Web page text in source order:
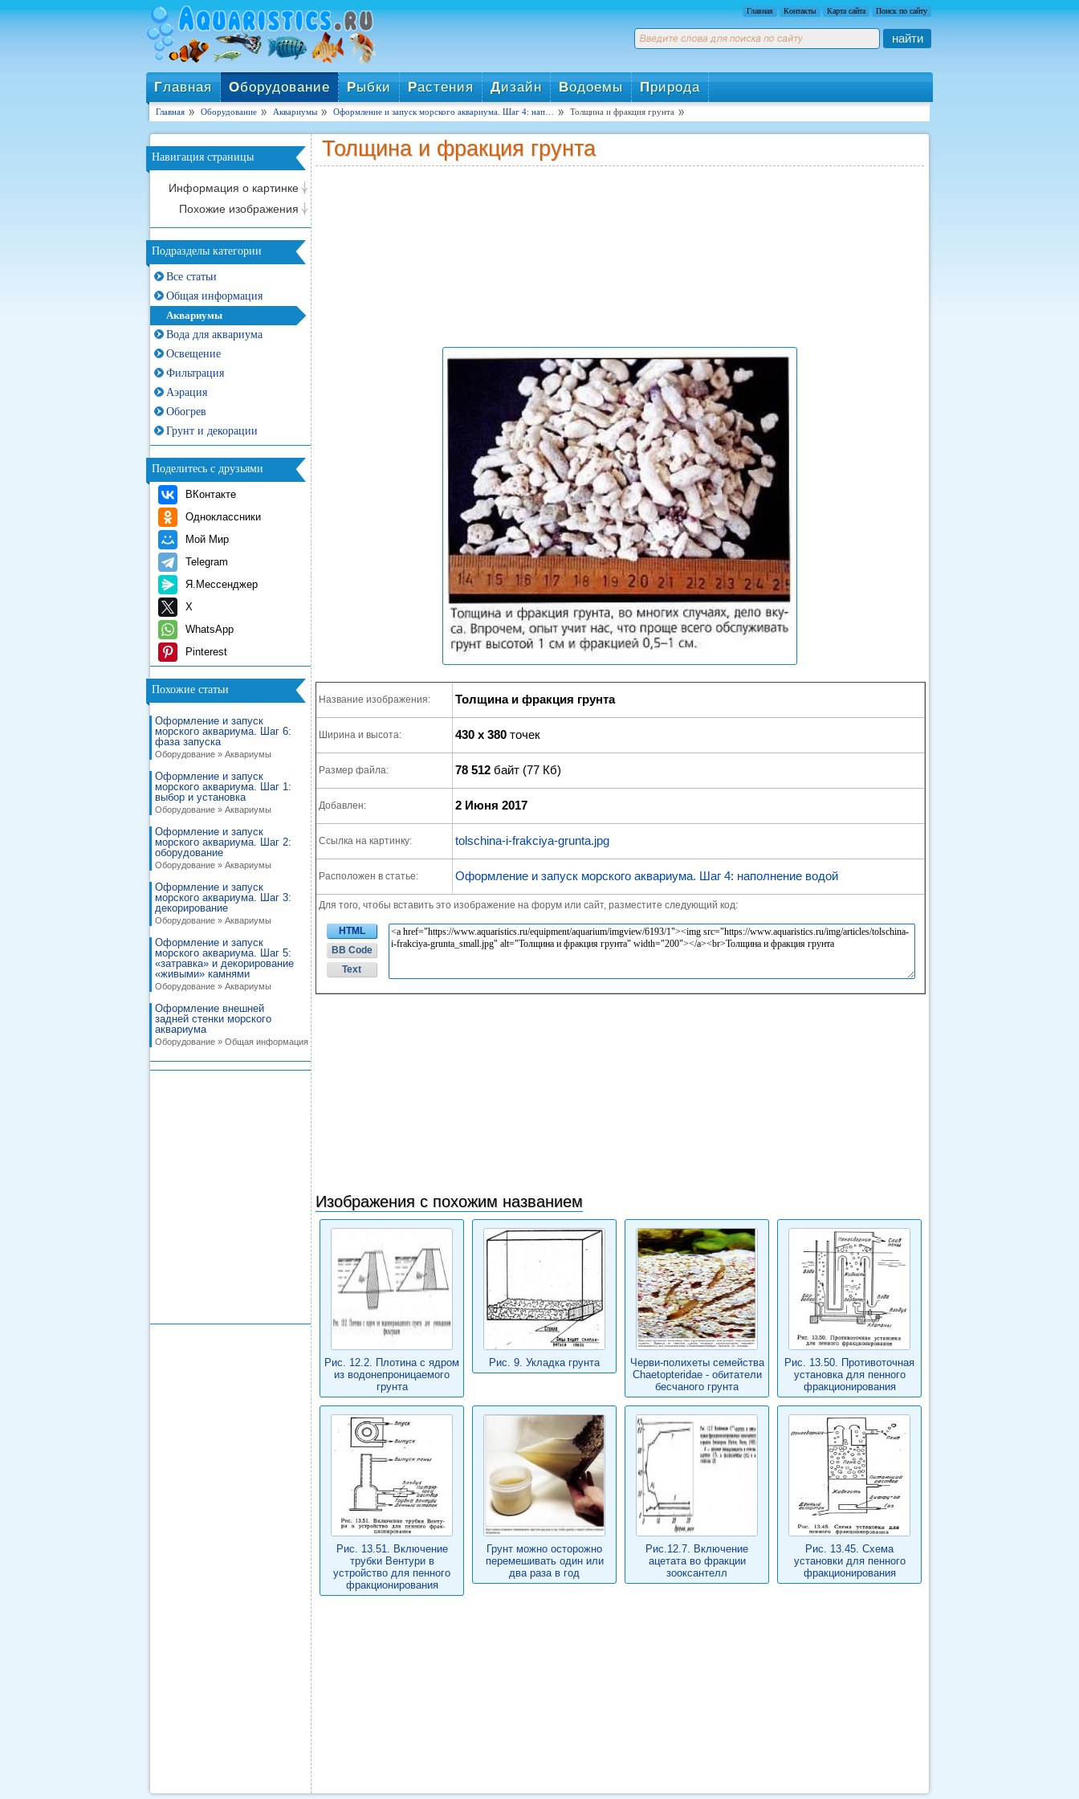
Главная Контакты Карта сайта Поиск по сайту
найти
Главная Оборудование Рыбки Растения Дизайн Водоемы Природа
Главная Оборудование Аквариумы Оформление и запуск морского аквариума. Шаг 4: нап… Толщина и фракция грунта
Навигация страницы
Информация о картинке
Похожие изображения
Подразделы категории
Все статьи
Общая информация
Аквариумы
Вода для аквариума
Освещение
Фильтрация
Аэрация
Обогрев
Грунт и декорации
Поделитесь с друзьями
ВКонтакте
Одноклассники
Мой Мир
Telegram
Я.Мессенджер
X
WhatsApp
Pinterest
Похожие статьи
Оформление и запуск
морского аквариума. Шаг 6:
фаза запуска
Оборудование » Аквариумы
Оформление и запуск
морского аквариума. Шаг 1:
выбор и установка
Оборудование » Аквариумы
Оформление и запуск
морского аквариума. Шаг 2:
оборудование
Оборудование » Аквариумы
Оформление и запуск
морского аквариума. Шаг 3:
декорирование
Оборудование » Аквариумы
Оформление и запуск
морского аквариума. Шаг 5:
«затравка» и декорирование
«живыми» камнями
Оборудование » Аквариумы
Оформление внешней
задней стенки морского
аквариума
Оборудование » Общая информация
Толщина и фракция грунта
Название изображения: Толщина и фракция грунта
Ширина и высота: 430 x 380 точек
Размер файла: 78 512 байт (77 Кб)
Добавлен: 2 Июня 2017
Ссылка на картинку: tolschina-i-frakciya-grunta.jpg
Расположен в статье: Оформление и запуск морского аквариума. Шаг 4: наполнение водой
Для того, чтобы вставить это изображение на форум или сайт, разместите следующий код:
HTML
BB Code
Text
Изображения с похожим названием
Рис. 12.2. Плотина с ядром
из водонепроницаемого
грунта
Рис. 9. Укладка грунта
Черви-полихеты семейства
Chaetopteridae - обитатели
бесчаного грунта
Рис. 13.50. Противоточная
установка для пенного
фракционирования
Рис. 13.51. Включение
трубки Вентури в
устройство для пенного
фракционирования
Грунт можно осторожно
перемешивать один или
два раза в год
Рис.12.7. Включение
ацетата во фракции
зооксантелл
Рис. 13.45. Схема
установки для пенного
фракционирования